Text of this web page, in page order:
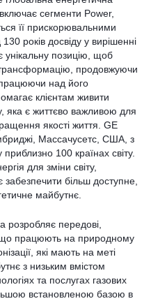
сегменти Power,
її прискорювальними
років досвіду у вирішенні
унікальну позицію, щоб
продовжуючи
працюючи над його
клієнтам живити
яка є життєво важливою для
якості життя. GE
Массачусетс, США, з
100 країнах світу.
для зміни світу,
більш доступне,
майбутнє.
розробляє передові,
що працюють на природному
які мають на меті
з низьким вмістом
та послугах газових
встановленою базою в